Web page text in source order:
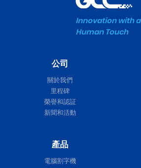
Innovation with a
Human Touch
公司
關於我們
里程碑
榮譽和認証
新聞和活動
產品
電腦割字機